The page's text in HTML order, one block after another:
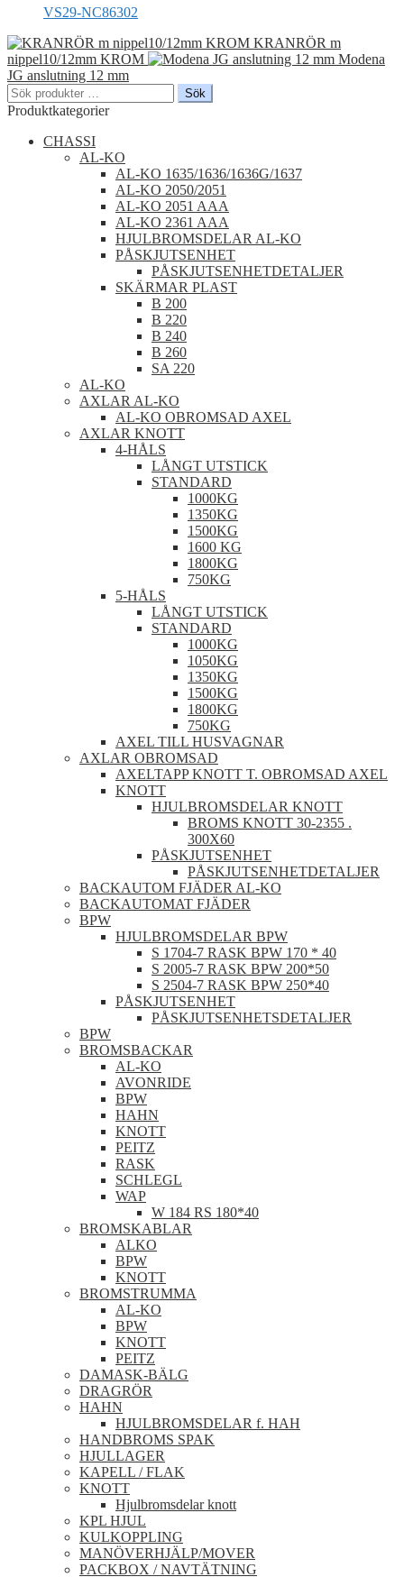
VS29-NC86302
KRANRÖR m
nippel10/12mm KROM
Modena
JG anslutning 12 mm
Sök
efter:
Sök
Produktkategorier
CHASSI
AL-KO
AL-KO 1635/1636/1636G/1637
AL-KO 2050/2051
AL-KO 2051 AAA
AL-KO 2361 AAA
HJULBROMSDELAR AL-KO
PÅSKJUTSENHET
PÅSKJUTSENHETDETALJER
SKÄRMAR PLAST
B 200
B 220
B 240
B 260
SA 220
AL-KO
AXLAR AL-KO
AL-KO OBROMSAD AXEL
AXLAR KNOTT
4-HÅLS
LÅNGT UTSTICK
STANDARD
1000KG
1350KG
1500KG
1600 KG
1800KG
750KG
5-HÅLS
LÅNGT UTSTICK
STANDARD
1000KG
1050KG
1350KG
1500KG
1800KG
750KG
AXEL TILL HUSVAGNAR
AXLAR OBROMSAD
AXELTAPP KNOTT T. OBROMSAD AXEL
KNOTT
HJULBROMSDELAR KNOTT
BROMS KNOTT 30-2355 .
300X60
PÅSKJUTSENHET
PÅSKJUTSENHETDETALJER
BACKAUTOM FJÄDER AL-KO
BACKAUTOMAT FJÄDER
BPW
HJULBROMSDELAR BPW
S 1704-7 RASK BPW 170 * 40
S 2005-7 RASK BPW 200*50
S 2504-7 RASK BPW 250*40
PÅSKJUTSENHET
PÅSKJUTSENHETSDETALJER
BPW
BROMSBACKAR
AL-KO
AVONRIDE
BPW
HAHN
KNOTT
PEITZ
RASK
SCHLEGL
WAP
W 184 RS 180*40
BROMSKABLAR
ALKO
BPW
KNOTT
BROMSTRUMMA
AL-KO
BPW
KNOTT
PEITZ
DAMASK-BÄLG
DRAGRÖR
HAHN
HJULBROMSDELAR f. HAH
HANDBROMS SPAK
HJULLAGER
KAPELL / FLAK
KNOTT
Hjulbromsdelar knott
KPL HJUL
KULKOPPLING
MANÖVERHJÄLP/MOVER
PACKBOX / NAVTÄTNING